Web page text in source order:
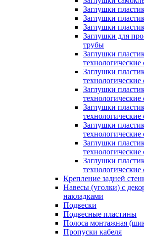
Заглушки
Заглушки
Заглушки
Заглушки для
трубы
Заглушки
Заглушки
Заглушки
Заглушки
Заглушки
Заглушки
Заглушки
Крепление задней
Навесы (уголки) с
накладками
Подвески
Подвесные пластины
Полоса монтажная
Пропуски кабеля